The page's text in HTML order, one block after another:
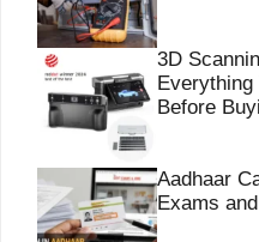
3D
Everything
Before
Aadhaar
Exams